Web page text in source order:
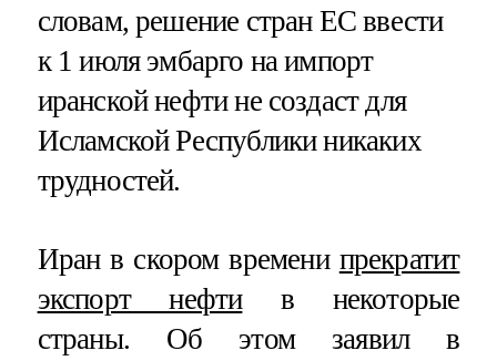
словам, решение стран ЕС ввести
к 1 июля эмбарго на импорт
иранской нефти не создаст для
Исламской Республики никаких
трудностей.
Иран в скором времени прекратит
экспорт нефтив некоторые
страны. Об этом заявил в